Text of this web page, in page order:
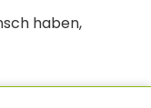
haben,